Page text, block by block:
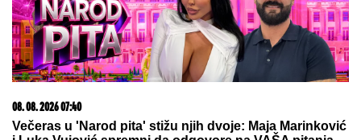
KRATAK ŠORTS OTKRIO CELU BUTINU:Milena
Popović dala sebi oduška u bašti restorana, SVI
POLETELI DA KOMENTARIŠU! (FOTO)
Iranci zapečatili! Hitno se oglasili -